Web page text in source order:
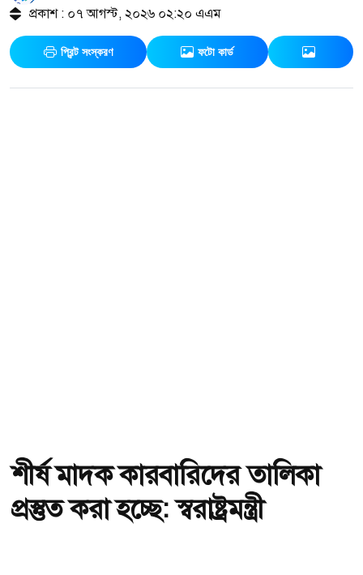
প্রকাশ : ০৭ আগস্ট, ২০২৬ ০২:২০ এএম
প্রিন্ট সংস্করণ ফটো কার্ড
শীর্ষ মাদক কারবারিদের তালিকা
প্রস্তুত করা হচ্ছে: স্বরাষ্ট্রমন্ত্রী